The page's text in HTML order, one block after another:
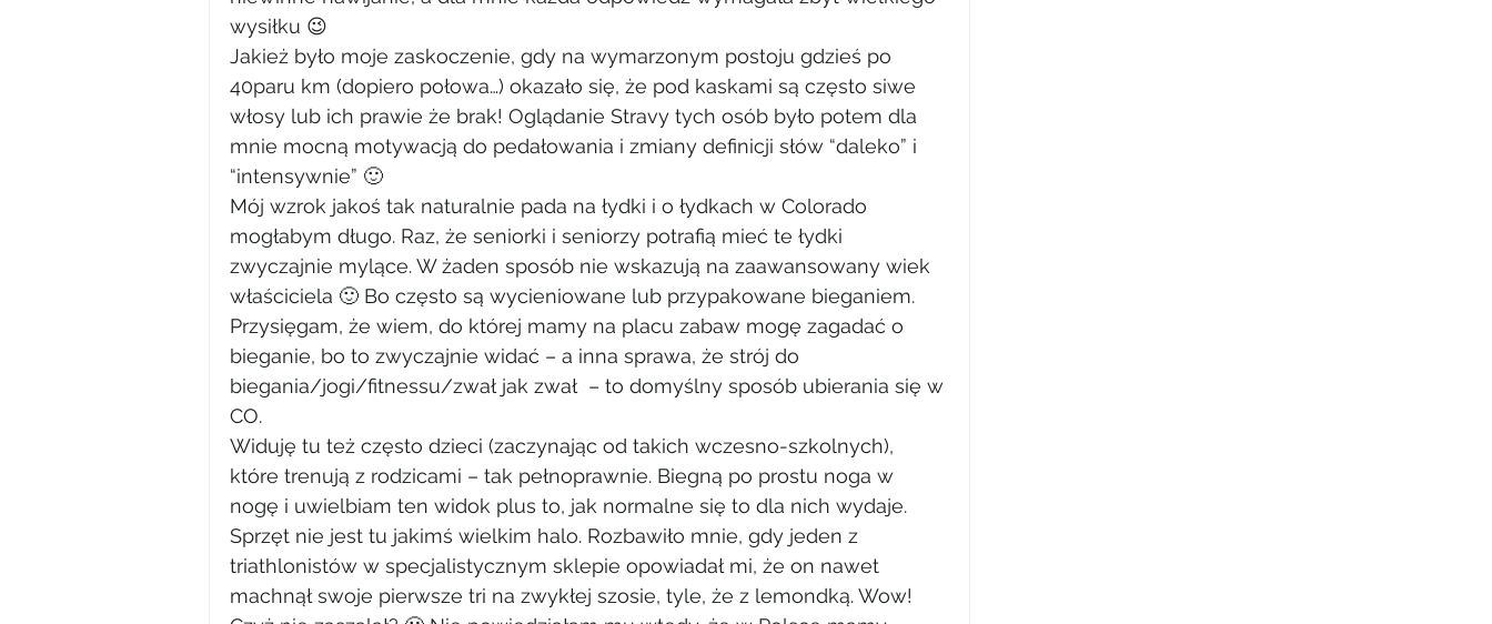
wysiłku 😉
Jakież było moje zaskoczenie, gdy na wymarzonym postoju gdzieś po
40paru km (dopiero połowa…) okazało się, że pod kaskami są często siwe
włosy lub ich prawie że brak! Oglądanie Stravy tych osób było potem dla
mnie mocną motywacją do pedałowania i zmiany definicji słów “daleko” i
“intensywnie” 🙂
Mój wzrok jakoś tak naturalnie pada na łydki i o łydkach w Colorado
mogłabym długo. Raz, że seniorki i seniorzy potrafią mieć te łydki
zwyczajnie mylące. W żaden sposób nie wskazują na zaawansowany wiek
właściciela 🙂 Bo często są wycieniowane lub przypakowane bieganiem.
Przysięgam, że wiem, do której mamy na placu zabaw mogę zagadać o
bieganie, bo to zwyczajnie widać – a inna sprawa, że strój do
biegania/jogi/fitnessu/zwał jak zwał  – to domyślny sposób ubierania się w
CO.
Widuję tu też często dzieci (zaczynając od takich wczesno-szkolnych),
które trenują z rodzicami – tak pełnoprawnie. Biegną po prostu noga w
nogę i uwielbiam ten widok plus to, jak normalne się to dla nich wydaje.
Sprzęt nie jest tu jakimś wielkim halo. Rozbawiło mnie, gdy jeden z
triathlonistów w specjalistycznym sklepie opowiadał mi, że on nawet
machnął swoje pierwsze tri na zwykłej szosie, tyle, że z lemondką. Wow!